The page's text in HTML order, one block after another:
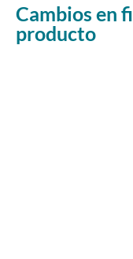
Cambios en
producto